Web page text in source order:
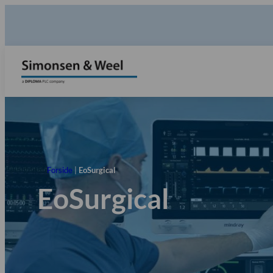
Forside EoSurgical
EoSurgical